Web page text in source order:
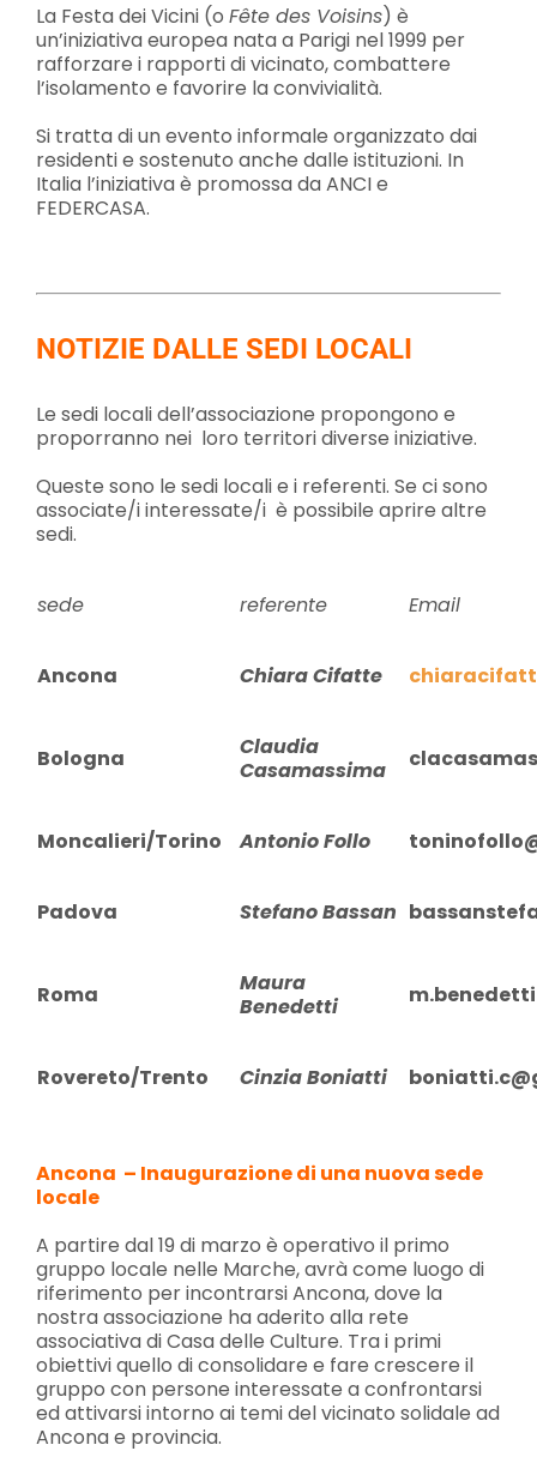
La Festa dei Vicini (o Fête des Voisins) è
un’iniziativa europea nata a Parigi nel 1999 per
rafforzare i rapporti di vicinato, combattere
l’isolamento e favorire la convivialità.
Si tratta di un evento informale organizzato dai
residenti e sostenuto anche dalle istituzioni. In
Italia l’iniziativa è promossa da ANCI e
FEDERCASA.
NOTIZIE DALLE SEDI LOCALI
Le sedi locali dell’associazione propongono e
proporranno nei loro territori diverse iniziative.
Queste sono le sedi locali e i referenti. Se ci sono
associate/i interessate/i è possibile aprire altre
sedi.
sede referente Email
Ancona Chiara Cifatte
Bologna
Claudia
Casamassima
Moncalieri/Torino Antonio Follo
Padova Stefano Bassan
Roma
Maura
Benedetti
Rovereto/Trento Cinzia Boniatti
Ancona – Inaugurazione di una nuova sede
locale
A partire dal 19 di marzo è operativo il primo
gruppo locale nelle Marche, avrà come luogo di
riferimento per incontrarsi Ancona, dove la
nostra associazione ha aderito alla rete
associativa di Casa delle Culture. Tra i primi
obiettivi quello di consolidare e fare crescere il
gruppo con persone interessate a confrontarsi
ed attivarsi intorno ai temi del vicinato solidale ad
Ancona e provincia.